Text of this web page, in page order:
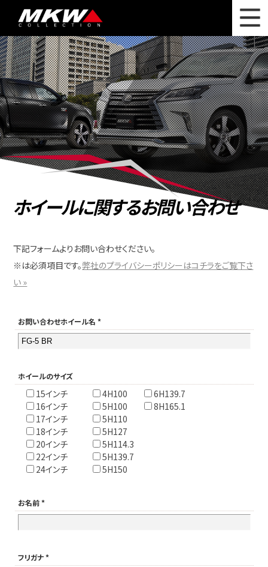
WHAT'S NEW ニュース
WHEEL LINEUP ホイールラインナップ
OTHER PRODUCT 関連製品
PHOTO GALLERY フォトギャラリー
カタログ請求
PRIVACY POLICY 個人情報保護方針
COMPANY 会社情報
ホイールに関するお問い合わせ
下記フォームよりお問い合わせください。
※は必須項目です。弊社のプライバシーポリシーはコチラをご覧下さ
い »
お問い合わせホイール名 *
ホイールのサイズ
15インチ 4H100
6H139.7
16インチ
5H100
8H165.1
17インチ
5H110
18インチ
5H127
20インチ
5H114.3
22インチ
5H139.7
24インチ
5H150
お名前 *
フリガナ *